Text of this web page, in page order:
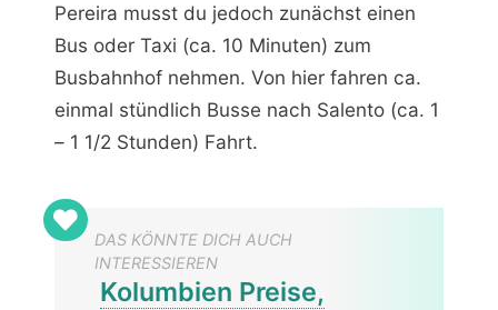
Pereira musst du jedoch zunächst einen
Bus oder Taxi (ca. 10 Minuten) zum
Busbahnhof nehmen. Von hier fahren ca.
einmal stündlich Busse nach Salento (ca. 1
– 1 1/2 Stunden) Fahrt.
DAS KÖNNTE DICH AUCH
INTERESSIEREN
Kolumbien Preise,